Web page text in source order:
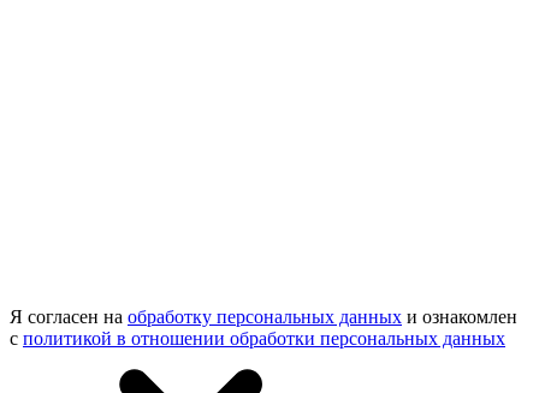
Я согласен на обработку персональных данных и ознакомлен
с политикой в отношении обработки персональных данных